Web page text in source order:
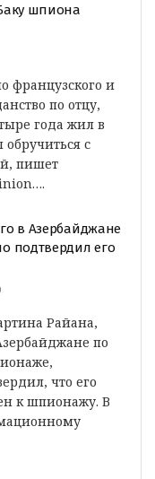
шпиона
и
по отцу,
года жил в
с
пишет
в Азербайджане
подтвердил его
Райана,
по
что его
к шпионажу. В